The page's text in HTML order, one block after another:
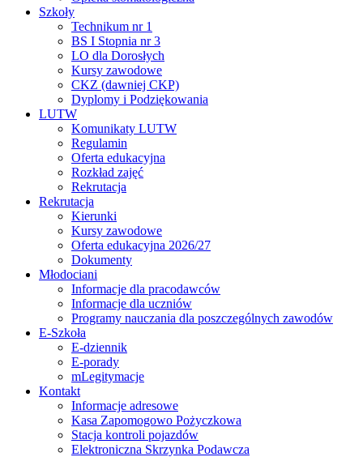
Szkoły
Technikum nr 1
BS I Stopnia nr 3
LO dla Dorosłych
Kursy zawodowe
CKZ (dawniej CKP)
Dyplomy i Podziękowania
LUTW
Komunikaty LUTW
Regulamin
Oferta edukacyjna
Rozkład zajęć
Rekrutacja
Rekrutacja
Kierunki
Kursy zawodowe
Oferta edukacyjna 2026/27
Dokumenty
Młodociani
Informacje dla pracodawców
Informacje dla uczniów
Programy nauczania dla poszczególnych zawodów
E-Szkoła
E-dziennik
E-porady
mLegitymacje
Kontakt
Informacje adresowe
Kasa Zapomogowo Pożyczkowa
Stacja kontroli pojazdów
Elektroniczna Skrzynka Podawcza